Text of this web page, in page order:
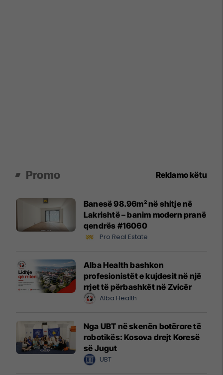
Promo Reklamo këtu
Banesë 98.96m² në shitje në
Lakrishtë – banim modern pranë
qendrës #16060
Pro Real Estate
Alba Health bashkon
profesionistët e kujdesit në një
rrjet të përbashkët në Zvicër
Alba Health
Nga UBT në skenën botërore të
robotikës: Kosova drejt Koresë
së Jugut
UBT